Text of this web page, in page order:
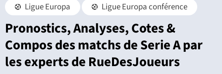
Ligue Europa
Ligue Europa conférence
Pronostics, Analyses, Cotes &
Compos des matchs de Serie A par
les experts de RueDesJoueurs